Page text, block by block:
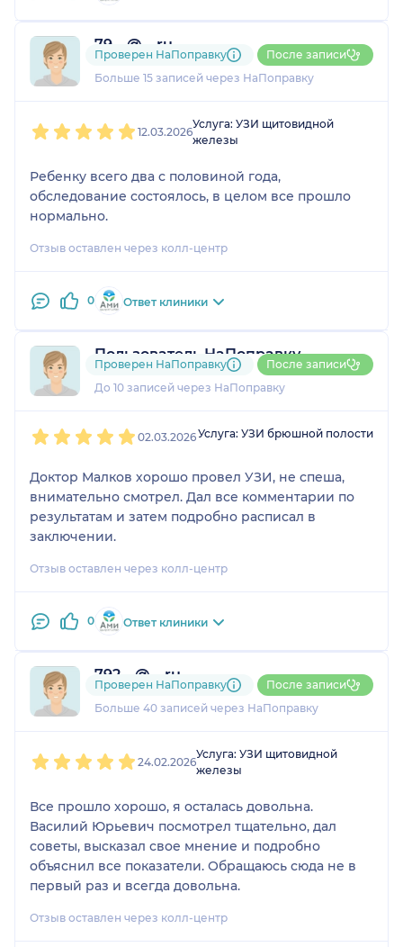
79....@....ru
1 отзыв
Больше 15 записей через НаПоправку
Проверен НаПоправку После записи
12.03.2026
Услуга: УЗИ щитовидной
железы
Ребенку всего два с половиной года,
обследование состоялось, в целом все прошло
нормально.
Отзыв оставлен через колл-центр
0 Ответ клиники
Пользователь НаПоправку
1 отзыв
До 10 записей через НаПоправку
Проверен НаПоправку После записи
02.03.2026Услуга: УЗИ брюшной полости
Доктор Малков хорошо провел УЗИ, не спеша,
внимательно смотрел. Дал все комментарии по
результатам и затем подробно расписал в
заключении.
Отзыв оставлен через колл-центр
0 Ответ клиники
792....@....ru
4 отзываи9 оценок
Больше 40 записей через НаПоправку
Проверен НаПоправку После записи
24.02.2026
Услуга: УЗИ щитовидной
железы
Все прошло хорошо, я осталась довольна.
Василий Юрьевич посмотрел тщательно, дал
советы, высказал свое мнение и подробно
объяснил все показатели. Обращаюсь сюда не в
первый раз и всегда довольна.
Отзыв оставлен через колл-центр